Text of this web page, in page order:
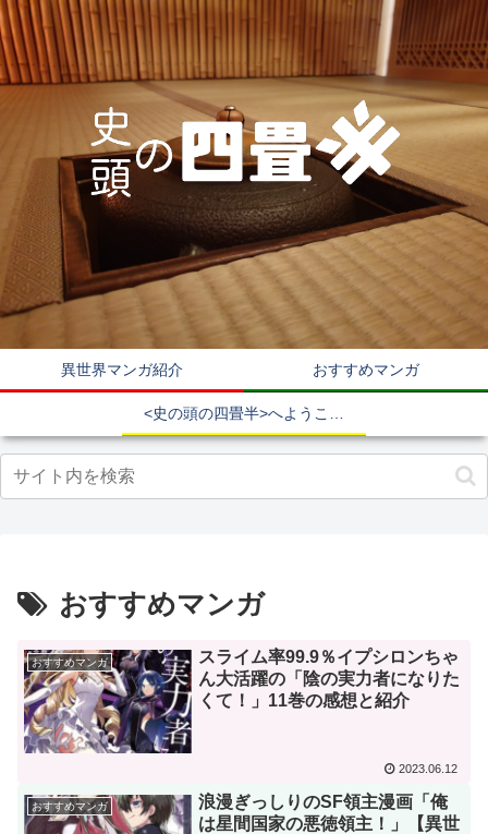
異世界マンガ紹介 おすすめマンガ
おすすめマンガ
おすすめマンガ
スライム率99.9％イプシロンちゃ
ん大活躍の「陰の実力者になりた
くて！」11巻の感想と紹介
2023.06.12
おすすめマンガ
浪漫ぎっしりのSF領主漫画「俺
は星間国家の悪徳領主！」【異世